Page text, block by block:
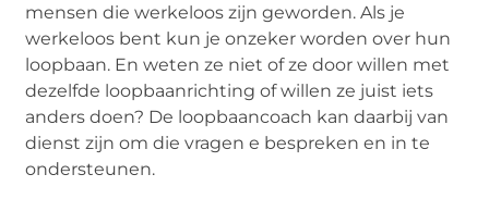
mensen die werkeloos zijn geworden. Als je
werkeloos bent kun je onzeker worden over hun
loopbaan. En weten ze niet of ze door willen met
dezelfde loopbaanrichting of willen ze juist iets
anders doen? De loopbaancoach kan daarbij van
dienst zijn om die vragen e bespreken en in te
ondersteunen.